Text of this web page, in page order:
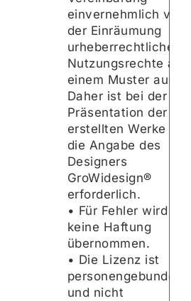
einvernehmlich von
der Einräumung
urheberrechtlicher
Nutzungsrechte an
einem Muster aus.
Daher ist bei der
Präsentation der
erstellten Werke
die Angabe des
Designers
GroWidesign®
erforderlich.
• Für Fehler wird
keine Haftung
übernommen.
• Die Lizenz ist
personengebunden
und nicht